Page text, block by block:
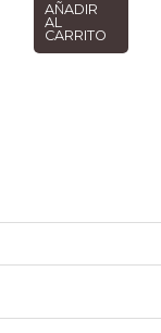
AÑADIR
AL
CARRITO